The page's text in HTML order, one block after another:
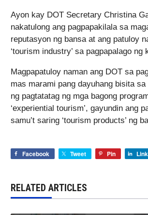
Ayon kay DOT Secretary Christina
nakatulong ang pagpapakilala sa
reputasyon ng bansa at ang patuloy
‘tourism industry’ sa pagpapalago ng
Magpapatuloy naman ang DOT sa
mas marami pang dayuhang bisita sa
ng pagtatatag ng mga bagong
‘experiential tourism’, gayundin ang
samu’t saring ‘tourism products’ ng
Facebook Tweet Pin
RELATED ARTICLES